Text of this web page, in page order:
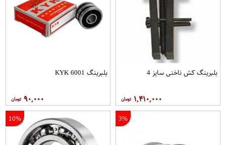
بلبرینگ کش ناخنی سایز 4
۱,۴۱۰,۰۰۰
بلبرینگ 6001 KYK
۹۰,۰۰۰
3%
10%